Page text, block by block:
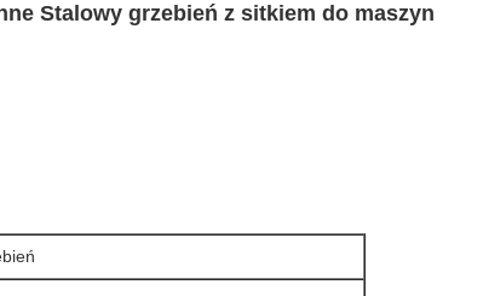
Stalowy grzebień z sitkiem do maszyn